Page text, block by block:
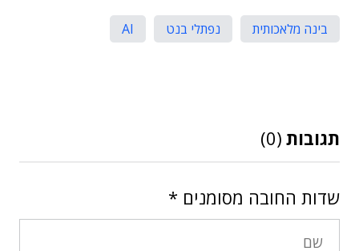
בינה מלאכותית נפתלי בנט AI
תגובות (0)
שדות החובה מסומנים *